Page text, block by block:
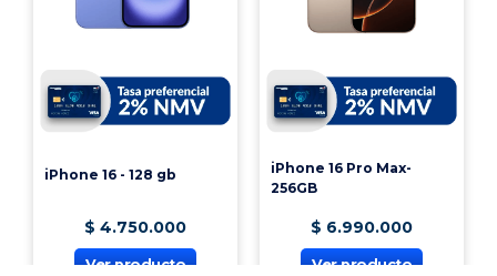
iPhone 16 - 128 gb
$ 4.750.000
Ver producto
iPhone 16 Pro Max-
256GB
$ 6.990.000
Ver producto